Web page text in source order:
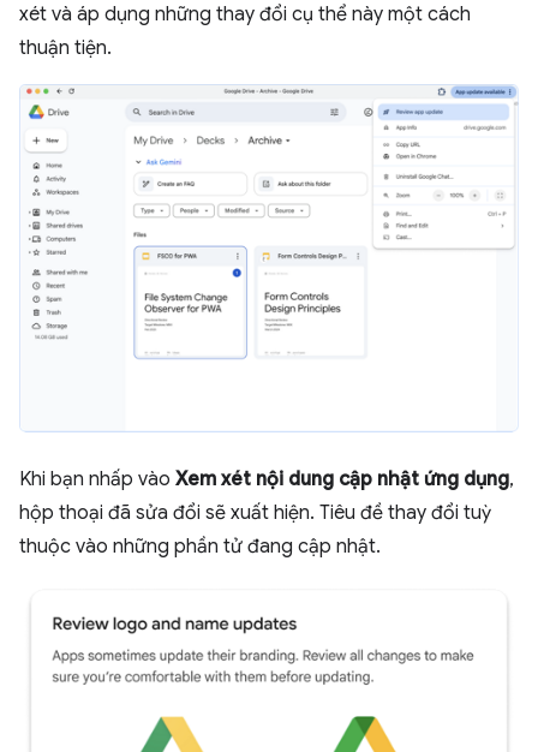
xét và áp dụng những thay đổi cụ thể này một cách
thuận tiện.
Khi bạn nhấp vào Xem xét nội dung cập nhật ứng dụng,
hộp thoại đã sửa đổi sẽ xuất hiện. Tiêu đề thay đổi tuỳ
thuộc vào những phần tử đang cập nhật.